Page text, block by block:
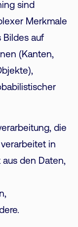
sind
Merkmale
Bildes auf
(Kanten,
die
in
den Daten,